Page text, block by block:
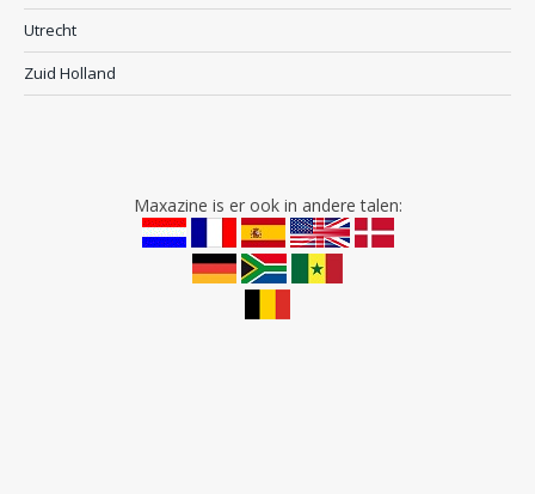
Utrecht
Zuid Holland
Maxazine is er ook in andere talen: